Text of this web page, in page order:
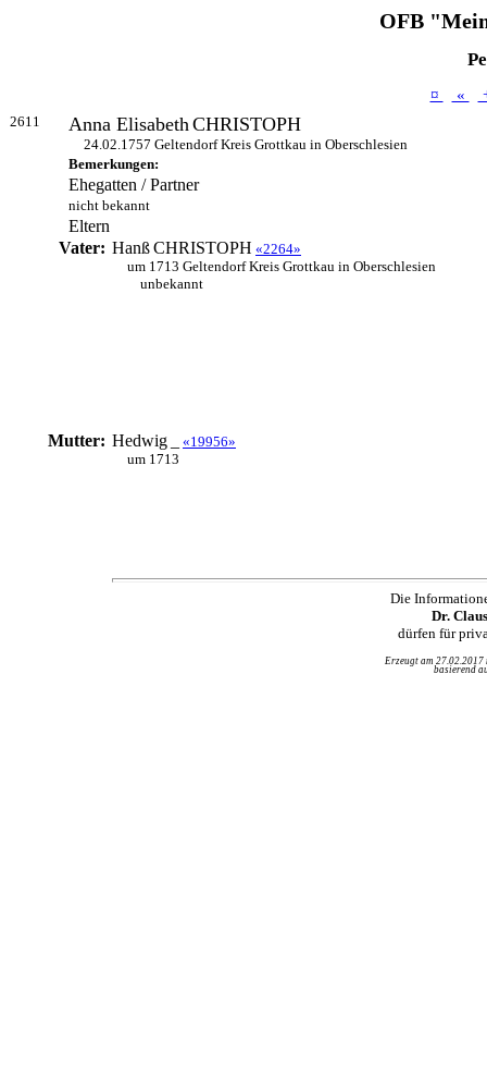
OFB
¤ «
2611 Anna ElisabethCHRISTOPH
24.02.1757 Geltendorf Kreis Grottkau in Oberschlesien
Bemerkungen:
Ehegatten / Partner
nicht bekannt
Eltern
Vater: HanßCHRISTOPH «2264»
um 1713 Geltendorf Kreis Grottkau in Oberschlesien
unbekannt
Mutter: Hedwig
«19956»
um 1713
Die
Dr.
dürfen für
Erzeugt am
basierend